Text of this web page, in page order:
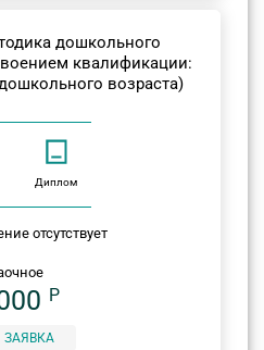
дошкольного
квалификации:
возраста)
Диплом
отсутствует
P
ЗАЯВКА